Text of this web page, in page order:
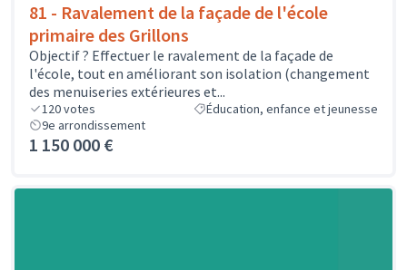
81 - Ravalement de la façade de l'école
primaire des Grillons
Objectif ? Effectuer le ravalement de la façade de
l'école, tout en améliorant son isolation (changement
des menuiseries extérieures et...
120votes
Éducation, enfance et jeunesse
9e arrondissement
1 150 000 €